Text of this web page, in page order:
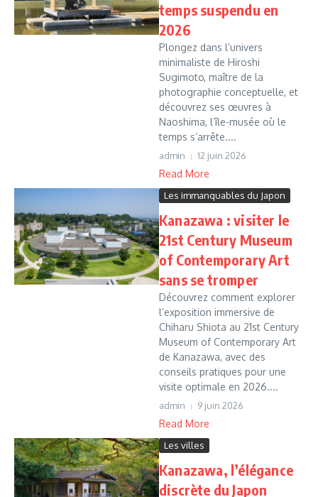
temps suspendu en
2026
Plongez dans l’univers
minimaliste de Hiroshi
Sugimoto, maître de la
photographie conceptuelle, et
découvrez ses œuvres à
Naoshima, l’île-musée où le
temps s’arrête....
admin 12 juin 2026
Read More
Les immanquables du Japon
Kanazawa : visiter le
21st Century Museum
of Contemporary Art
sans se tromper
Découvrez comment explorer
l’exposition immersive de
Chiharu Shiota au 21st Century
Museum of Contemporary Art
de Kanazawa, avec des
conseils pratiques pour une
visite optimale en 2026....
admin 9 juin 2026
Read More
Les villes
Kanazawa, l’élégance
discrète du Japon